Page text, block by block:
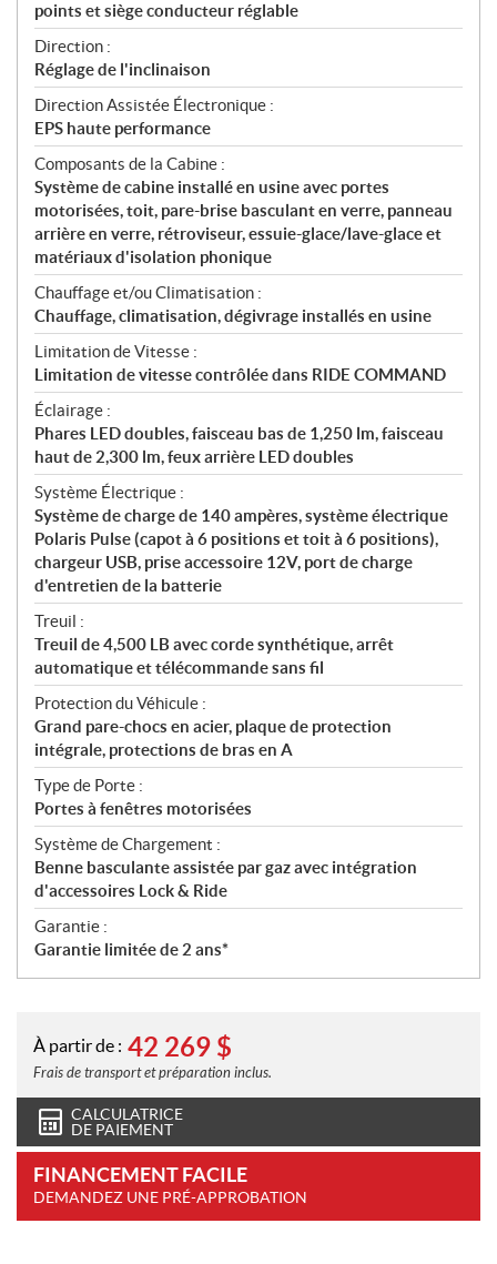
points et siège conducteur réglable
Direction :
Réglage de l'inclinaison
Direction Assistée Électronique :
EPS haute performance
Composants de la Cabine :
Système de cabine installé en usine avec portes
motorisées, toit, pare-brise basculant en verre, panneau
arrière en verre, rétroviseur, essuie-glace/lave-glace et
matériaux d'isolation phonique
Chauffage et/ou Climatisation :
Chauffage, climatisation, dégivrage installés en usine
Limitation de Vitesse :
Limitation de vitesse contrôlée dans RIDE COMMAND
Éclairage :
Phares LED doubles, faisceau bas de 1,250 lm, faisceau
haut de 2,300 lm, feux arrière LED doubles
Système Électrique :
Système de charge de 140 ampères, système électrique
Polaris Pulse (capot à 6 positions et toit à 6 positions),
chargeur USB, prise accessoire 12V, port de charge
d'entretien de la batterie
Treuil :
Treuil de 4,500 LB avec corde synthétique, arrêt
automatique et télécommande sans fil
Protection du Véhicule :
Grand pare-chocs en acier, plaque de protection
intégrale, protections de bras en A
Type de Porte :
Portes à fenêtres motorisées
Système de Chargement :
Benne basculante assistée par gaz avec intégration
d'accessoires Lock & Ride
Garantie :
Garantie limitée de 2 ans*
À partir de : 42 269 $
Frais de transport et préparation inclus.
CALCULATRICE
DE PAIEMENT
FINANCEMENT FACILE
DEMANDEZ UNE PRÉ-APPROBATION